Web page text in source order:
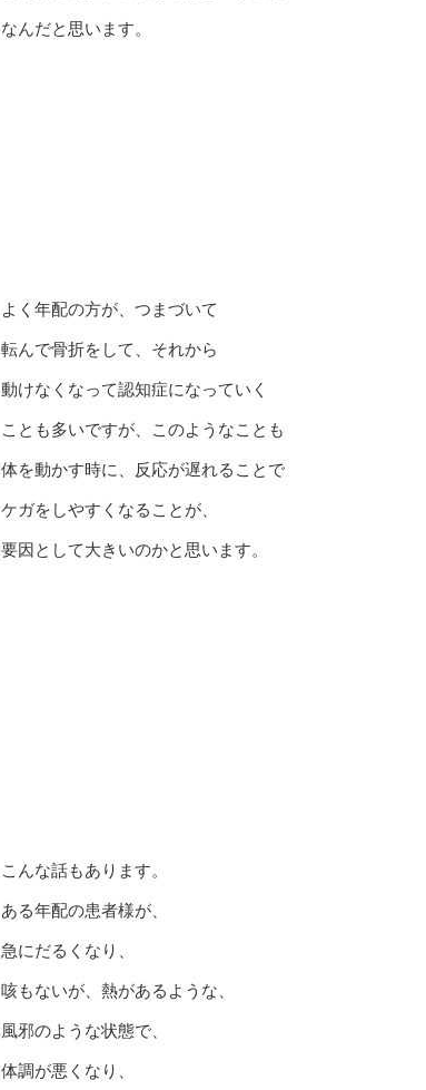
なんだと思います。
よく年配の方が、つまづいて
転んで骨折をして、それから
動けなくなって認知症になっていく
ことも多いですが、このようなことも
体を動かす時に、反応が遅れることで
ケガをしやすくなることが、
要因として大きいのかと思います。
こんな話もあります。
ある年配の患者様が、
急にだるくなり、
咳もないが、熱があるような、
風邪のような状態で、
体調が悪くなり、